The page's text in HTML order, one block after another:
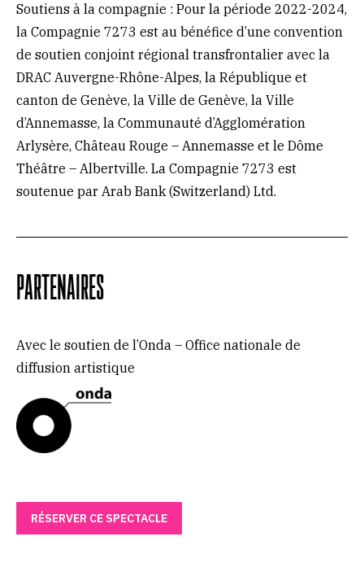
Soutiens à la compagnie : Pour la période 2022-2024,
la Compagnie 7273 est au bénéfice d’une convention
de soutien conjoint régional transfrontalier avec la
DRAC Auvergne-Rhône-Alpes, la République et
canton de Genève, la Ville de Genève, la Ville
d’Annemasse, la Communauté d’Agglomération
Arlysère, Château Rouge – Annemasse et le Dôme
Théâtre – Albertville. La Compagnie 7273 est
soutenue par Arab Bank (Switzerland) Ltd.
PARTENAIRES
Avec le soutien de l’Onda – Office nationale de
diffusion artistique
RÉSERVER CE SPECTACLE